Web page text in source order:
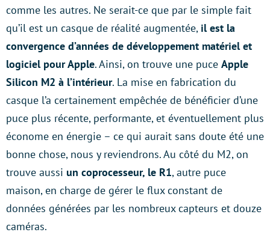
comme les autres. Ne serait-ce que par le simple fait
qu’il est un casque de réalité augmentée, il est la
convergence d’années de développement matériel et
logiciel pour Apple. Ainsi, on trouve une puce Apple
Silicon M2 à l’intérieur. La mise en fabrication du
casque l’a certainement empêchée de bénéficier d’une
puce plus récente, performante, et éventuellement plus
économe en énergie – ce qui aurait sans doute été une
bonne chose, nous y reviendrons. Au côté du M2, on
trouve aussi un coprocesseur, le R1, autre puce
maison, en charge de gérer le flux constant de
données générées par les nombreux capteurs et douze
caméras.